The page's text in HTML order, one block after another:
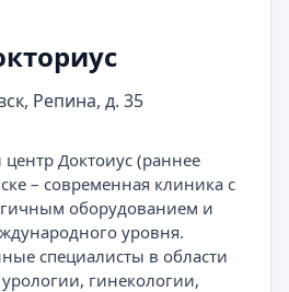
Репина, д. 35
Доктоиус (раннее
– современная клиника с
оборудованием и
уровня.
специалисты в области
гинекологии,